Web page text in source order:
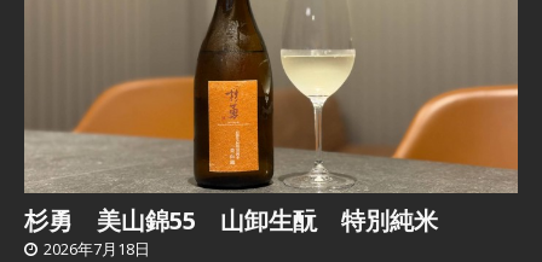
杉勇 美山錦55 山卸生酛 特別純米
2026年7月18日